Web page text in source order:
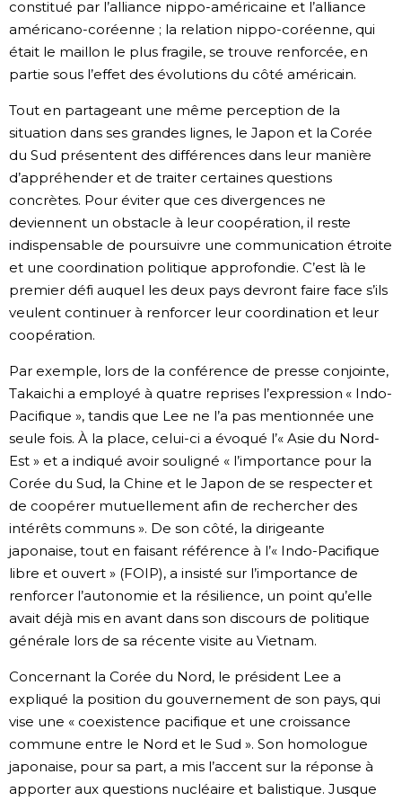
constitué par l’alliance nippo-américaine et l’alliance
américano-coréenne ; la relation nippo-coréenne, qui
était le maillon le plus fragile, se trouve renforcée, en
partie sous l’effet des évolutions du côté américain.
Tout en partageant une même perception de la
situation dans ses grandes lignes, le Japon et la Corée
du Sud présentent des différences dans leur manière
d’appréhender et de traiter certaines questions
concrètes. Pour éviter que ces divergences ne
deviennent un obstacle à leur coopération, il reste
indispensable de poursuivre une communication étroite
et une coordination politique approfondie. C’est là le
premier défi auquel les deux pays devront faire face s’ils
veulent continuer à renforcer leur coordination et leur
coopération.
Par exemple, lors de la conférence de presse conjointe,
Takaichi a employé à quatre reprises l’expression « Indo-
Pacifique », tandis que Lee ne l’a pas mentionnée une
seule fois. À la place, celui-ci a évoqué l’« Asie du Nord-
Est » et a indiqué avoir souligné « l’importance pour la
Corée du Sud, la Chine et le Japon de se respecter et
de coopérer mutuellement afin de rechercher des
intérêts communs ». De son côté, la dirigeante
japonaise, tout en faisant référence à l’« Indo-Pacifique
libre et ouvert » (FOIP), a insisté sur l’importance de
renforcer l’autonomie et la résilience, un point qu’elle
avait déjà mis en avant dans son discours de politique
générale lors de sa récente visite au Vietnam.
Concernant la Corée du Nord, le président Lee a
expliqué la position du gouvernement de son pays, qui
vise une « coexistence pacifique et une croissance
commune entre le Nord et le Sud ». Son homologue
japonaise, pour sa part, a mis l’accent sur la réponse à
apporter aux questions nucléaire et balistique. Jusque